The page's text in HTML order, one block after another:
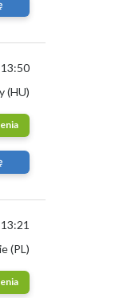
(HU)
(PL)